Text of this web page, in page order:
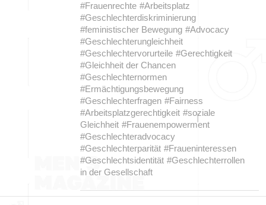
#Frauenrechte #Arbeitsplatz
#Geschlechterdiskriminierung
#feministischer Bewegung #Advocacy
#Geschlechterungleichheit
#Geschlechtervorurteile #Gerechtigkeit
#Gleichheit der Chancen
#Geschlechternormen
#Ermächtigungsbewegung
#Geschlechterfragen #Fairness
#Arbeitsplatzgerechtigkeit #soziale
Gleichheit #Frauenempowerment
#Geschlechteradvocacy
#Geschlechterparität #Fraueninteressen
#Geschlechtsidentität #Geschlechterrollen
in der Gesellschaft